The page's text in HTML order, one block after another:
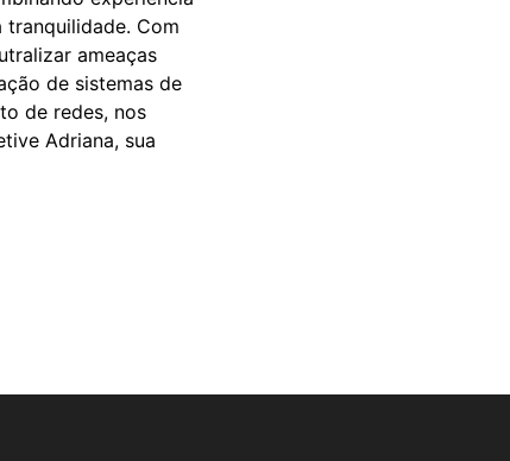
Com
ameaças
de sistemas de
de redes, nos
Adriana, sua